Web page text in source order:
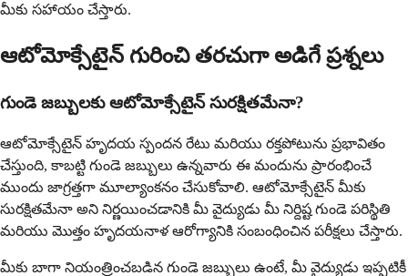
మీకు సహాయం చేస్తారు.
ఆటోమోక్సేటైన్ గురించి తరచుగా అడిగే ప్రశ్నలు
గుండె జబ్బులకు ఆటోమోక్సేటైన్ సురక్షితమేనా?
ఆటోమోక్సేటైన్ హృదయ స్పందన రేటు మరియు రక్తపోటును ప్రభావితం
చేస్తుంది, కాబట్టి గుండె జబ్బులు ఉన్నవారు ఈ మందును ప్రారంభించే
ముందు జాగ్రత్తగా మూల్యాంకనం చేసుకోవాలి. ఆటోమోక్సేటైన్ మీకు
సురక్షితమేనా అని నిర్ణయించడానికి మీ వైద్యుడు మీ నిర్దిష్ట గుండె పరిస్థితి
మరియు మొత్తం హృదయనాళ ఆరోగ్యానికి సంబంధించిన పరీక్షలు చేస్తారు.
మీకు బాగా నియంత్రించబడిన గుండె జబ్బులు ఉంటే, మీ వైద్యుడు ఇప్పటికీ